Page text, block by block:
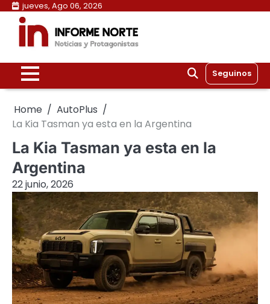
Skip
content
jueves, Ago 06, 2026
Seguinos
Home
AutoPlus
La Kia Tasman ya esta en la Argentina
La Kia Tasman ya esta en la
Argentina
22 junio, 2026